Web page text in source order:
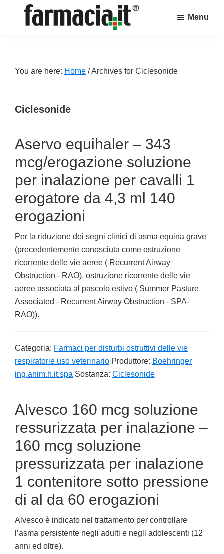
sul
farmacia
Menu
You are here: Home /Archives for Ciclesonide
Ciclesonide
Aservo equihaler – 343
mcg/erogazione soluzione
per inalazione per cavalli 1
erogatore da 4,3 ml 140
erogazioni
Per la riduzione dei segni clinici di asma equina grave
(precedentemente conosciuta come ostruzione
ricorrente delle vie aeree ( Recurrent Airway
Obstruction - RAO), ostruzione ricorrente delle vie
aeree associata al pascolo estivo ( Summer Pasture
Associated - Recurrent Airway Obstruction - SPA-
RAO)).
Categoria: Farmaci per disturbi ostruttivi delle vie
respiratorie uso veterinario Produttore: Boehringer
ing.anim.h.it.spa Sostanza: Ciclesonide
Alvesco 160 mcg soluzione
ressurizzata per inalazione –
160 mcg soluzione
pressurizzata per inalazione
1 contenitore sotto pressione
di al da 60 erogazioni
Alvesco è indicato nel trattamento per controllare
l’asma persistente negli adulti e negli adolescenti (12
anni ed oltre).